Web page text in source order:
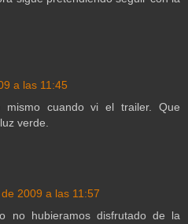
a las 11:45
mismo cuando vi el trailer. Que
verde.
2009 a las 11:57
no hubieramos disfrutado de la